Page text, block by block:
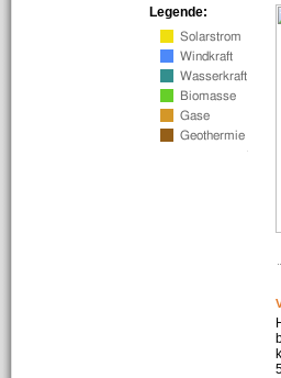
Legende: